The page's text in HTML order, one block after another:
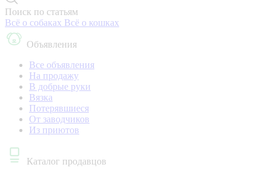
Поиск по статьям
Всё о собаках Всё о кошках
Объявления
Все объявления
На продажу
В добрые руки
Вязка
Потерявшиеся
От заводчиков
Из приютов
Каталог продавцов